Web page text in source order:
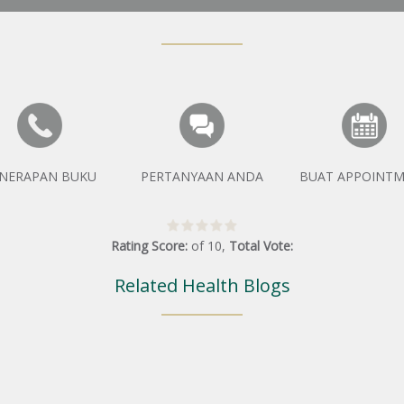
BUKU PERTANYAAN ANDA BUAT
Rating Score: of 10, Total Vote:
Related Health Blogs